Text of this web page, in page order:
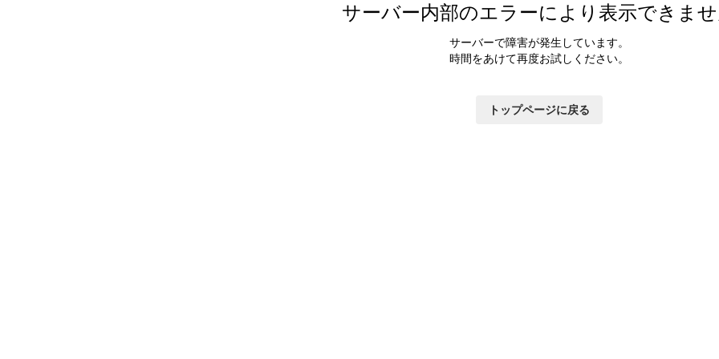
サーバー内部のエラーにより表示できま
サーバーで障害が発生しています。
時間をあけて再度お試しください。
トップページに戻る